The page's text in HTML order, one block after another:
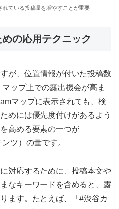
れている投稿量を増やすことが重要
の応用テクニック
が、位置情報が付いた投稿数
マップ上での露出機会が高ま
マップに表示されても、検
めには優先度付けがあるよう
高める要素の一つが
ツ）の量です。
対応するために、投稿本文や
なキーワードを含めると、露
ます。たとえば、「#渋谷カ